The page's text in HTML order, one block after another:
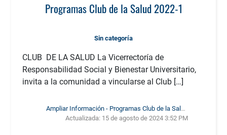
Programas Club de la Salud 2022-1
Sin categoría
CLUB DE LA SALUD La Vicerrectoría de
Responsabilidad Social y Bienestar Universitario,
invita a la comunidad a vincularse al Club […]
Ampliar Información - Programas Club de la Salud
2022-1
Actualizada: 15 de agosto de 2024 3:52 PM